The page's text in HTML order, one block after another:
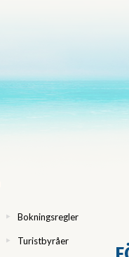
Bokningsregler
Turistbyråer